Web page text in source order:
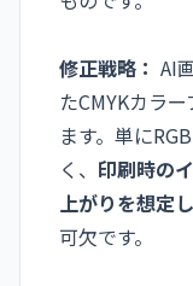
修正戦略： AI
たCMYKカラ
ます。単に
く、 印刷時の
上がりを想定
可欠です。